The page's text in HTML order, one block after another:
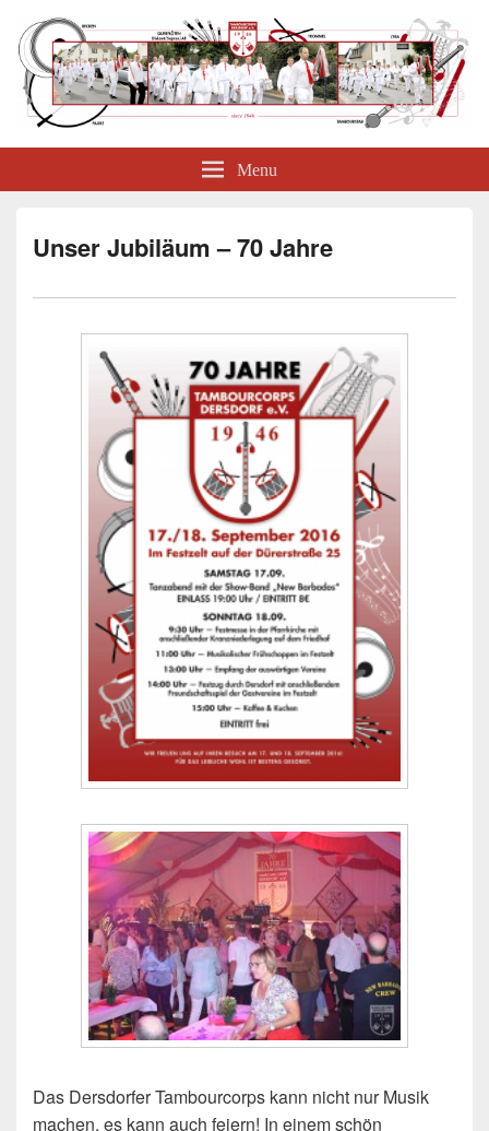
Tambourcorps Dersdorf e.V.
Menu
Unser Jubiläum – 70 Jahre
Das Dersdorfer Tambourcorps kann nicht nur Musik
machen, es kann auch feiern! In einem schön